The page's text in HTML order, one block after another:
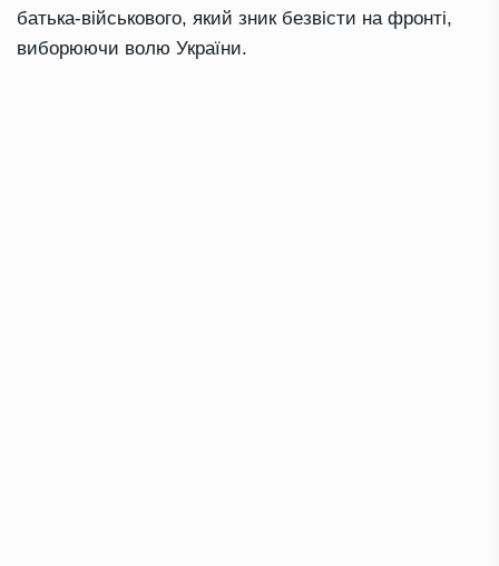
батька-військового, який зник безвісти на фронті,
виборюючи волю України.